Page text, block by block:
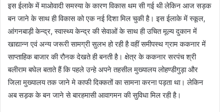
इस ईलाके में माओवादी समस्या के कारण विकास थम सी गई थी लेकिन आज सड़क
बन जाने के साथ ही विकास को एक नई दिशा मिल चुकी है। इस ईलाके में स्कूल,
आंगनबाड़ी केन्द्र, स्वास्थ्य केन्द्र की सेवाओं के साथ ही उचित मूल्य दुकान में
खाद्यान्न एवं अन्य जरूरी सामग्री सुलभ हो रही है वहीं समीपस्थ ग्राम ककनार में
साप्ताहिक बाजार की रौनक देखते ही बनती है। क्षेत्र के ककनार सरपंच श्री
बलीराम बघेल बताते हैं कि पहले उन्हे अपने तहसील मुख्यालय लोहण्डीगुड़ा और
जिला मुख्यालय तक जाने मे काफी दिक्कतों का सामना करना पड़ता था। लेकिन
अब सड़क के बन जाने से बारहमासी आवागमन की सुविधा मिल रही है।